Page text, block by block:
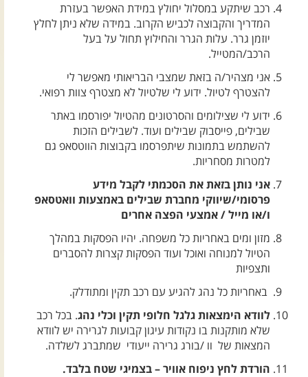
רכב שיתקע במסלול יחולץ במידת האפשר בעזרת
המדריך והקבוצה לכביש הקרוב. במידה שלא ניתן לחלץ
יוזמן גרר. עלות הגרר והחילוץ תחול על בעל
הרכב/המטייל.
אני מצהיר/ה בזאת שמצבי הבריאותי מאפשר לי
להצטרף לטיול. ידוע לי שלטיול לא מצטרף צוות רפואי.
ידוע לי שצילומים והסרטונים מהטיול יפורסמו באתר
שבילים, פייסבוק שבילים ועוד. לשבילים הזכות
להשתמש בתמונות שיתפרסמו בקבוצות הווטסאפ גם
למטרות מסחריות.
אני נותן בזאת את הסכמתי לקבל מידע
פרסומי/שיווקי מחברת שבילים באמצעות וואטסאפ
ו/או מייל / אמצעי הפצה אחרים
מזון ומים באחריות כל משפחה. יהיו הפסקות במהלך
הטיול למנוחה ואוכל ועוד הפסקות קצרות להסברים
ותצפיות
באחריות כל נהג להגיע עם רכב תקין ומתודלק.
לוודא הימצאות גלגל חלופי תקין וכלי נהג. בכל רכב
שלא מותקנות בו נקודות עיגון קבועות לגרירה יש לוודא
המצאות של וו /בורג גרירה ייעודי שמתברג לשלדה.
הורדת לחץ ניפוח אוויר – בצמיגי שטח בלבד.